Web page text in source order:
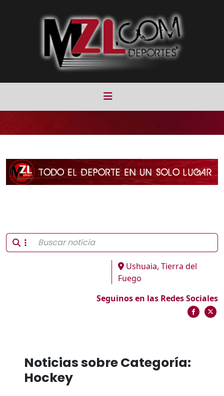
Ushuaia, Tierra del
Fuego
Seguinos en las Redes Sociales
Noticias sobre Categoría:
Hockey